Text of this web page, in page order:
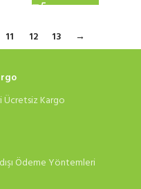
11 12 13 →
Ücretsiz Kargo
Ödeme Yöntemleri